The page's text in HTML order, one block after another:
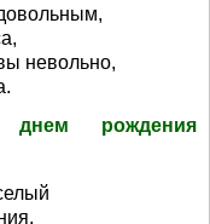
невольно,
днем рождения